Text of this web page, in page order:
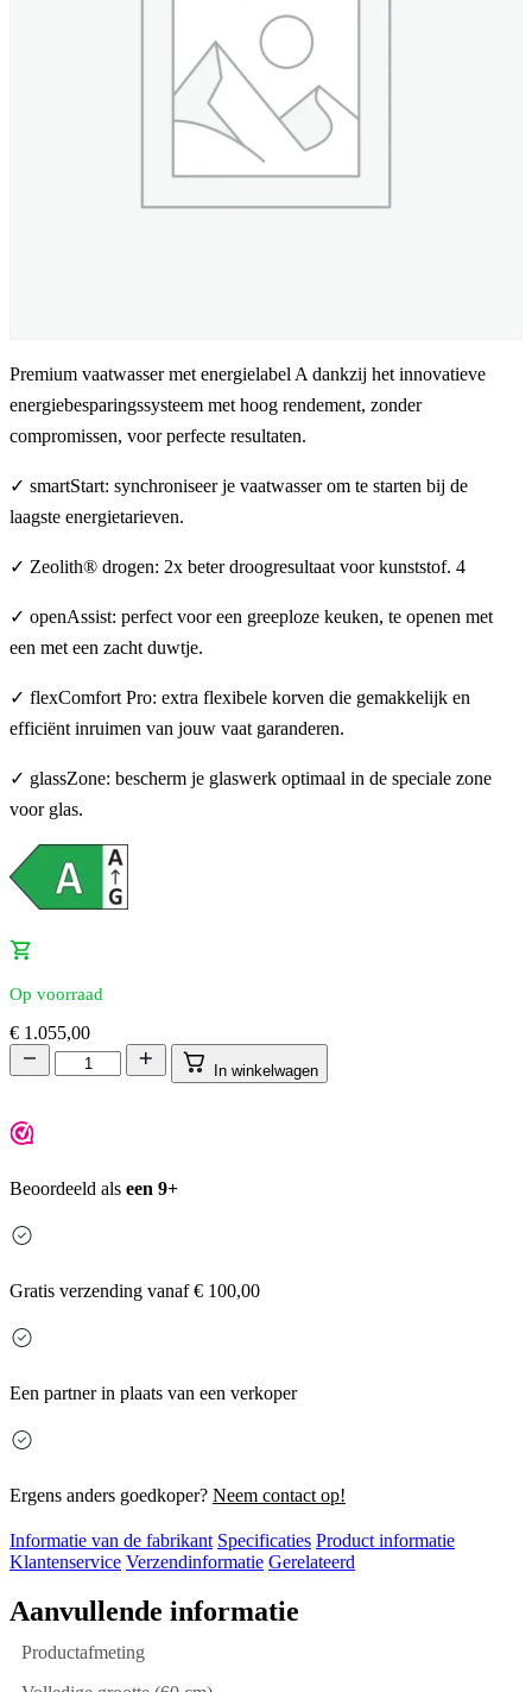
Premium vaatwasser met energielabel A dankzij het innovatieve
energiebesparingssysteem met hoog rendement, zonder
compromissen, voor perfecte resultaten.
✓ smartStart: synchroniseer je vaatwasser om te starten bij de
laagste energietarieven.
✓ Zeolith® drogen: 2x beter droogresultaat voor kunststof. 4
✓ openAssist: perfect voor een greeploze keuken, te openen met
een met een zacht duwtje.
✓ flexComfort Pro: extra flexibele korven die gemakkelijk en
efficiënt inruimen van jouw vaat garanderen.
✓ glassZone: bescherm je glaswerk optimaal in de speciale zone
voor glas.
Op voorraad
€ 1.055,00
In winkelwagen
Beoordeeld als een 9+
Gratis verzending vanaf € 100,00
Een partner in plaats van een verkoper
Ergens anders goedkoper? Neem contact op!
Informatie van de fabrikant Specificaties Product informatie
Klantenservice Verzendinformatie Gerelateerd
Aanvullende informatie
Productafmeting